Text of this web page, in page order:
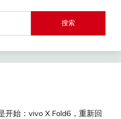
开始：vivo X Fold6，重新回